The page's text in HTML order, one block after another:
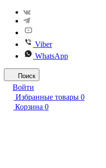
Viber
WhatsApp
Поиск
Войти
Избранные товары 0
Корзина 0